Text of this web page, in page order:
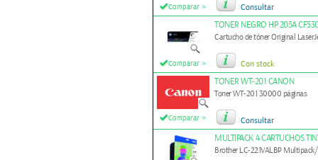
Comparar » Consultar
Comparar »
TONER NEGRO HP 205A
Cartucho de tóner Original
Con stock
Comparar »
TONER WT-201 CANON
Toner WT-201 30000 páginas
Consultar
MULTIPACK 4 CARTUCHOS
Brother LC-221VALBP